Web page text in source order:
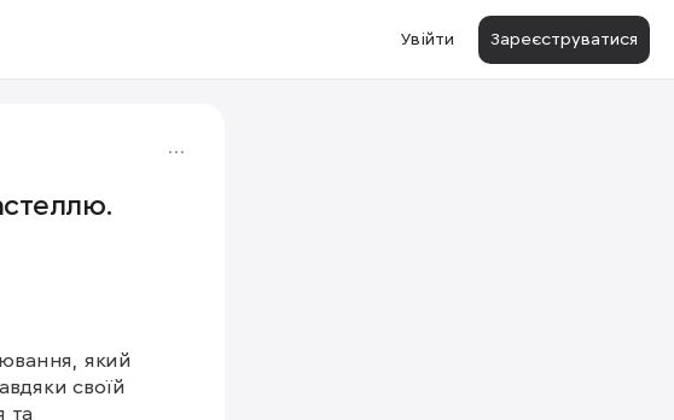
Увійти Зареєструватися
який
своїй
та